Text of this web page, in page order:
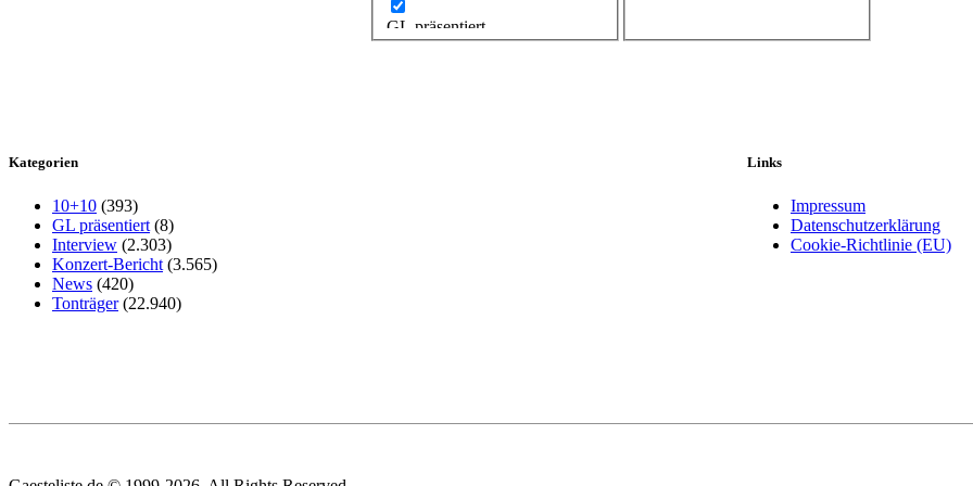
GL präsentiert
Kategorien
10+10 (393)
GL präsentiert (8)
Interview (2.303)
Konzert-Bericht (3.565)
News (420)
Tonträger(22.940)
Links
Impressum
Datenschutzerklärung
Cookie-Richtlinie (EU)